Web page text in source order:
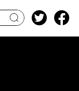
search